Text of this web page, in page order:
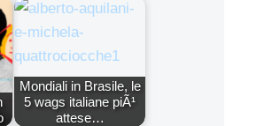
Mondiali in Brasile, le
5 wags italiane piÃ¹
attese…